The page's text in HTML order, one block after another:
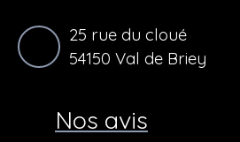
25 rue du cloué
54150 Val de Briey
Nos avis